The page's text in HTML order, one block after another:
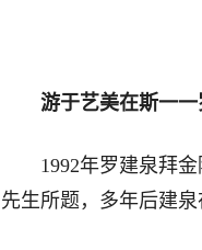
游于艺美在斯一
1992年罗建泉拜金
先生所题，多年后建泉